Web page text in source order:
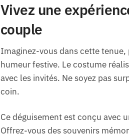
Vivez une
couple
Imaginez-vous dans cette
humeur festive. Le costume
avec les invités. Ne soyez pas
coin.
Ce déguisement est conçu avec
Offrez-vous des souvenirs